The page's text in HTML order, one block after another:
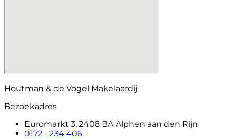
Houtman & de Vogel Makelaardij
Bezoekadres
Euromarkt 3, 2408 BA Alphen aan den Rijn
0172 - 234 406